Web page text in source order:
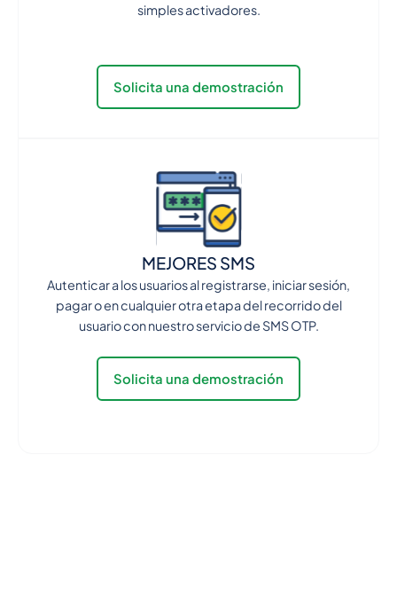
simples activadores.
Solicita una demostración
MEJORES SMS
Autenticar a los usuarios al registrarse, iniciar sesión,
pagar o en cualquier otra etapa del recorrido del
usuario con nuestro servicio de SMS OTP.
Solicita una demostración